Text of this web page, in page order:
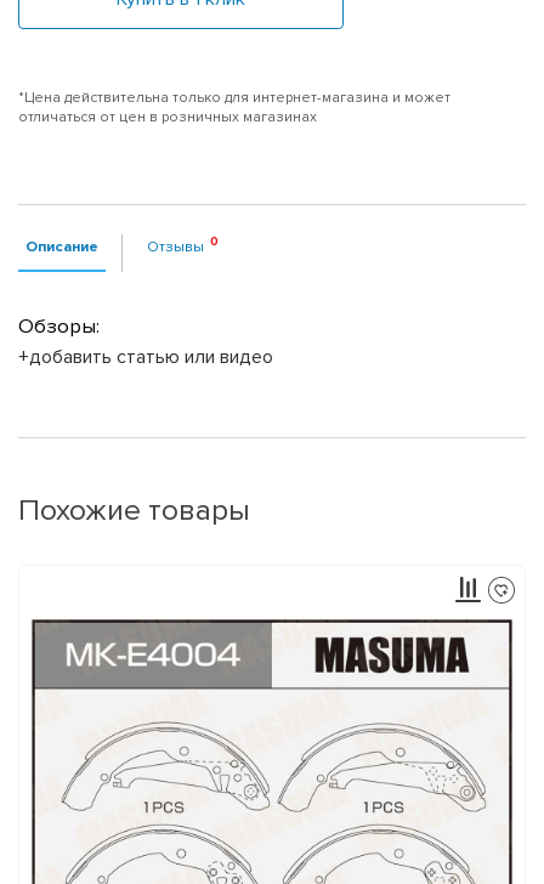
*Цена действительна только для интернет-магазина и может
отличаться от цен в розничных магазинах
Описание Отзывы
Обзоры:
+добавить статью или видео
Похожие товары